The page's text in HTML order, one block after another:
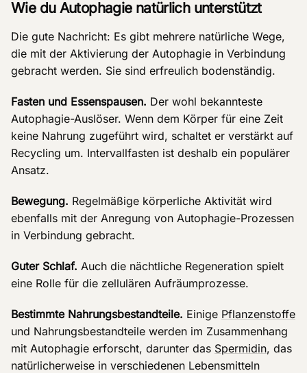
Wie du Autophagie natürlich unterstützt
Die gute Nachricht: Es gibt mehrere natürliche Wege,
die mit der Aktivierung der Autophagie in Verbindung
gebracht werden. Sie sind erfreulich bodenständig.
Fasten und Essenspausen. Der wohl bekannteste
Autophagie-Auslöser. Wenn dem Körper für eine Zeit
keine Nahrung zugeführt wird, schaltet er verstärkt auf
Recycling um. Intervallfasten ist deshalb ein populärer
Ansatz.
Bewegung. Regelmäßige körperliche Aktivität wird
ebenfalls mit der Anregung von Autophagie-Prozessen
in Verbindung gebracht.
Guter Schlaf. Auch die nächtliche Regeneration spielt
eine Rolle für die zellulären Aufräumprozesse.
Bestimmte Nahrungsbestandteile. Einige Pflanzenstoffe
und Nahrungsbestandteile werden im Zusammenhang
mit Autophagie erforscht, darunter das Spermidin, das
natürlicherweise in verschiedenen Lebensmitteln